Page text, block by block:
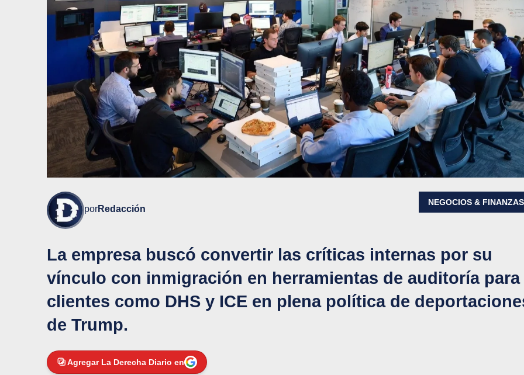
porRedacción
NEGOCIOS & FINANZAS
La empresa buscó convertir las críticas internas por su
vínculo con inmigración en herramientas de auditoría para
clientes como DHS y ICE en plena política de
de Trump.
Agregar La Derecha Diario en